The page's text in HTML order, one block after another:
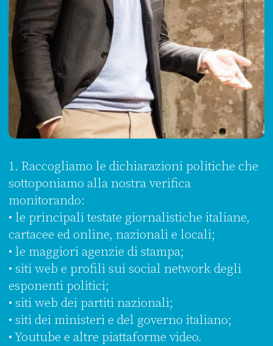
1. Raccogliamo le dichiarazioni politiche che
sottoponiamo alla nostra verifica
monitorando:
• le principali testate giornalistiche italiane,
cartacee ed online, nazionali e locali;
• le maggiori agenzie di stampa;
• siti web e profili sui social network degli
esponenti politici;
• siti web dei partiti nazionali;
• siti dei ministeri e del governo italiano;
• Youtube e altre piattaforme video.